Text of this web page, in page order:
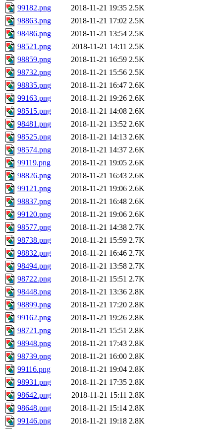
99182.png
2018-11-21 19:35 2.5K
98863.png
2018-11-21 17:02 2.5K
98486.png
2018-11-21 13:54 2.5K
98521.png
2018-11-21 14:11 2.5K
98859.png
2018-11-21 16:59 2.5K
98732.png
2018-11-21 15:56 2.5K
98835.png
2018-11-21 16:47 2.6K
99163.png
2018-11-21 19:26 2.6K
98515.png
2018-11-21 14:08 2.6K
98481.png
2018-11-21 13:52 2.6K
98525.png
2018-11-21 14:13 2.6K
98574.png
2018-11-21 14:37 2.6K
99119.png
2018-11-21 19:05 2.6K
98826.png
2018-11-21 16:43 2.6K
99121.png
2018-11-21 19:06 2.6K
98837.png
2018-11-21 16:48 2.6K
99120.png
2018-11-21 19:06 2.6K
98577.png
2018-11-21 14:38 2.7K
98738.png
2018-11-21 15:59 2.7K
98832.png
2018-11-21 16:46 2.7K
98494.png
2018-11-21 13:58 2.7K
98722.png
2018-11-21 15:51 2.7K
98448.png
2018-11-21 13:36 2.8K
98899.png
2018-11-21 17:20 2.8K
99162.png
2018-11-21 19:26 2.8K
98721.png
2018-11-21 15:51 2.8K
98948.png
2018-11-21 17:43 2.8K
98739.png
2018-11-21 16:00 2.8K
99116.png
2018-11-21 19:04 2.8K
98931.png
2018-11-21 17:35 2.8K
98642.png
2018-11-21 15:11 2.8K
98648.png
2018-11-21 15:14 2.8K
99146.png
2018-11-21 19:18 2.8K